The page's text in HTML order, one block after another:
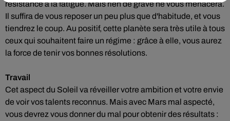
résistance à la fatigue. Mais rien de grave ne vous menacera.
Il suffira de vous reposer un peu plus que d'habitude, et vous
tiendrez le coup. Au positif, cette planète sera très utile à tous
ceux qui souhaitent faire un régime : grâce à elle, vous aurez
la force de tenir vos bonnes résolutions.
Travail
Cet aspect du Soleil va réveiller votre ambition et votre envie
de voir vos talents reconnus. Mais avec Mars mal aspecté,
vous devrez vous donner du mal pour obtenir des résultats :